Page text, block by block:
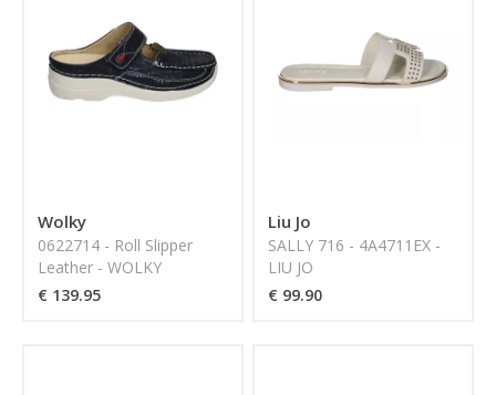
Wolky
0622714 - Roll Slipper
Leather - WOLKY
€ 139.95
Liu Jo
SALLY 716 - 4A4711EX -
LIU JO
€ 99.90